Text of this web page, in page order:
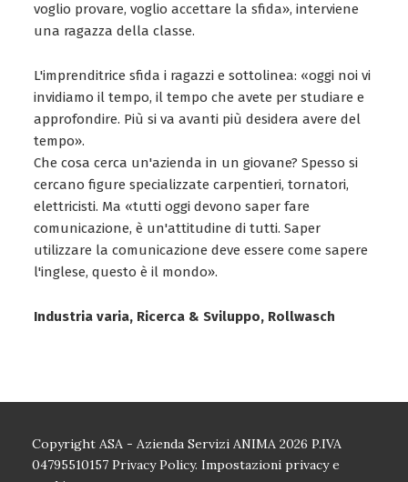
voglio provare, voglio accettare la sfida», interviene
una ragazza della classe.
L'imprenditrice sfida i ragazzi e sottolinea: «oggi noi vi
invidiamo il tempo, il tempo che avete per studiare e
approfondire. Più si va avanti più desidera avere del
tempo».
Che cosa cerca un'azienda in un giovane? Spesso si
cercano figure specializzate carpentieri, tornatori,
elettricisti. Ma «tutti oggi devono saper fare
comunicazione, è un'attitudine di tutti. Saper
utilizzare la comunicazione deve essere come sapere
l'inglese, questo è il mondo».
Industria varia, Ricerca & Sviluppo, Rollwasch
Copyright ASA - Azienda Servizi ANIMA 2026 P.IVA
04795510157 Privacy Policy. Impostazioni privacy e